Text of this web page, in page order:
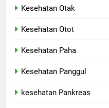
Kesehatan Otak
Kesehatan Otot
Kesehatan Paha
Kesehatan Panggul
kesehatan Pankreas